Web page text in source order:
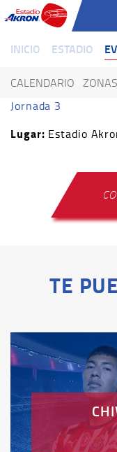
INICIO ESTADIO
CALENDARIO
Jornada 3
Lugar: Estadio
TE